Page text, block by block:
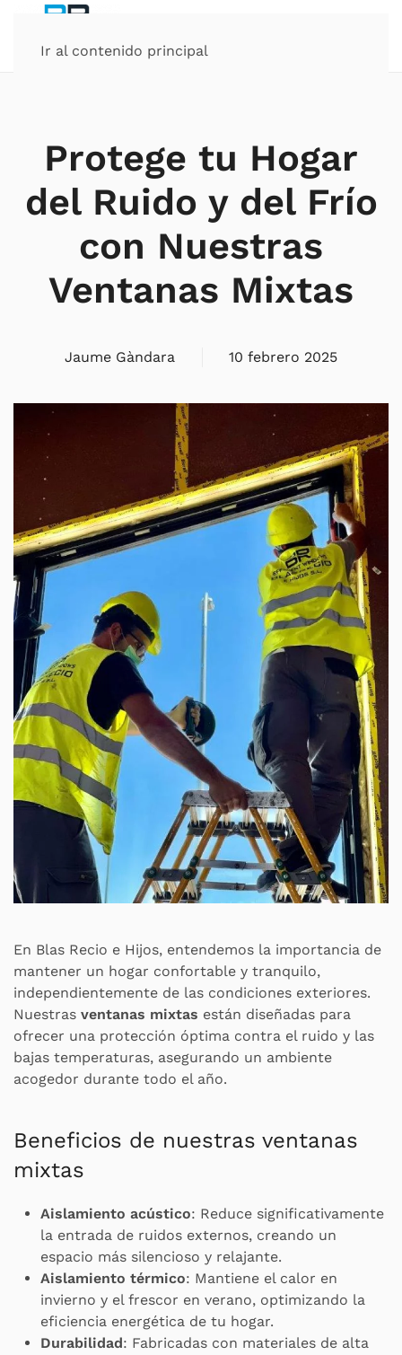
Ir al contenido principal
Protege tu Hogar
del Ruido y del Frío
con Nuestras
Ventanas Mixtas
Jaume Gàndara 10 febrero 2025
En Blas Recio e Hijos, entendemos la importancia de
mantener un hogar confortable y tranquilo,
independientemente de las condiciones exteriores.
Nuestras ventanas mixtas están diseñadas para
ofrecer una protección óptima contra el ruido y las
bajas temperaturas, asegurando un ambiente
acogedor durante todo el año.
Beneficios de nuestras ventanas
mixtas
Aislamiento acústico: Reduce significativamente
la entrada de ruidos externos, creando un
espacio más silencioso y relajante.
Aislamiento térmico: Mantiene el calor en
invierno y el frescor en verano, optimizando la
eficiencia energética de tu hogar.
Durabilidad: Fabricadas con materiales de alta